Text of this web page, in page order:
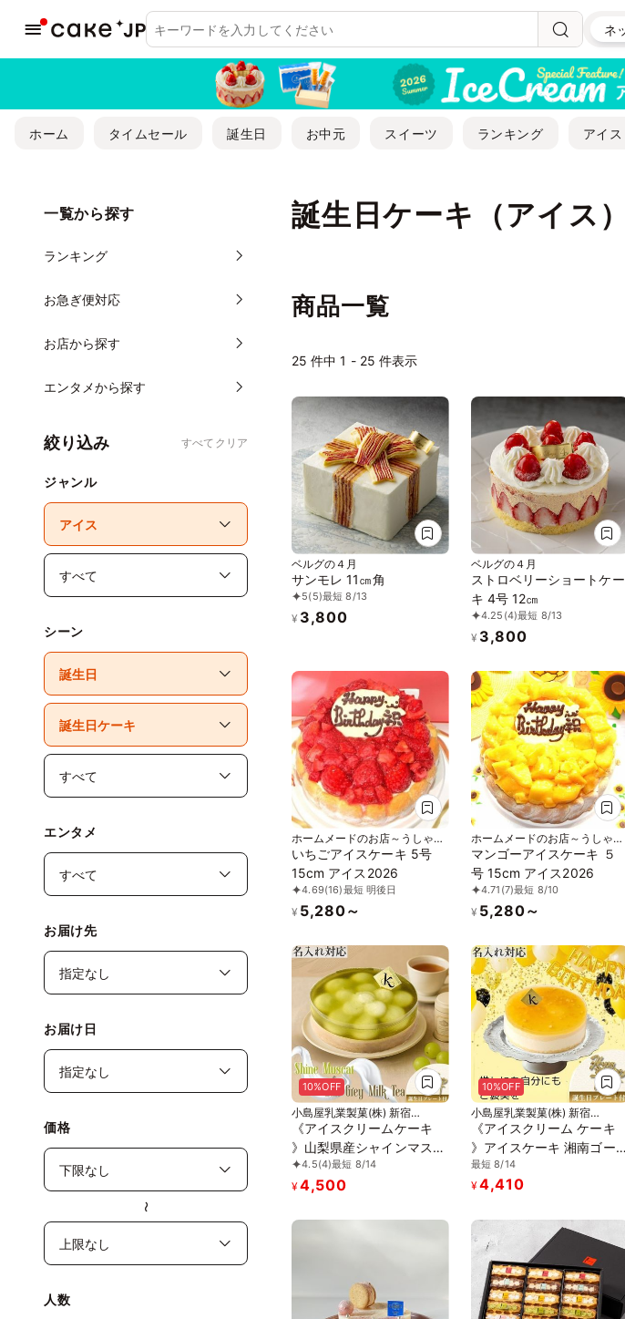
ネ
ホーム タイムセール 誕生日 お中元 スイーツ ランキング アイス
誕生日ケーキ（アイス）
一覧から探す
ランキング
お急ぎ便対応
お店から探す
エンタメから探す
絞り込み すべてクリア
ジャンル
シーン
エンタメ
お届け先
お届け日
価格
〜
人数
商品一覧
25 件中 1 - 25 件表示
ベルグの４月
サンモレ 11㎝角
5(5)最短 8/13
¥ 3,800
ベルグの４月
ストロベリーショートケー
キ 4号 12㎝
4.25 (4)最短 8/13
¥ 3,800
ホームメードのお店～うしゃぎ
さん～
いちごアイスケーキ 5号
15cm アイス2026
4.69(16)最短 明後日
¥ 5,280～
ホームメードのお店～うしゃぎ
さん～
マンゴーアイスケーキ ５
号 15cm アイス2026
4.71 (7)最短 8/10
¥ 5,280～
10%OFF
小島屋乳業製菓(株) 新宿
Kojimaya
《アイスクリームケーキ
》山梨県産シャインマスカ
ット＆アールグレイミルク
ティー5号 (直径15cm) お
4.5(4)最短 8/14
¥4,500
10%OFF
小島屋乳業製菓(株) 新宿
Kojimaya
《アイスクリーム ケーキ
》アイスケーキ 湘南ゴー
ルドとチーズアイスケーキ
(直径15cm) 推し活 にも オ
元 2026 アイス2026
最短 8/14
¥4,410